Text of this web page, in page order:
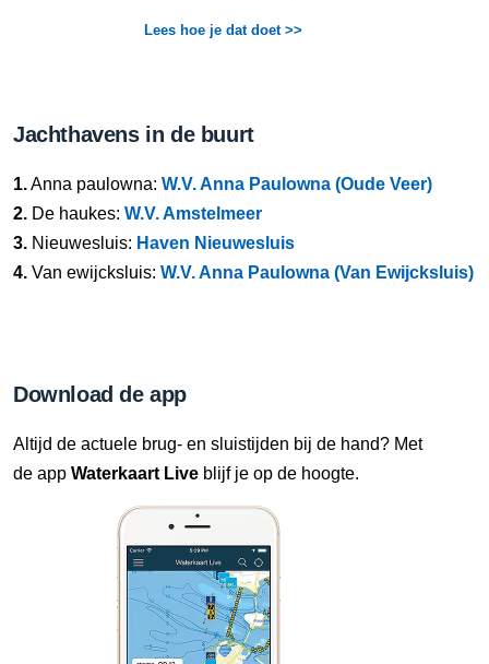
Lees hoe je dat doet >>
Jachthavens in de buurt
1.Anna paulowna: W.V. Anna Paulowna (Oude Veer)
2. De haukes: W.V. Amstelmeer
3. Nieuwesluis: Haven Nieuwesluis
4. Van ewijcksluis: W.V. Anna Paulowna (Van Ewijcksluis)
Download de app
Altijd de actuele brug- en sluistijden bij de hand? Met
de app Waterkaart Live blijf je op de hoogte.